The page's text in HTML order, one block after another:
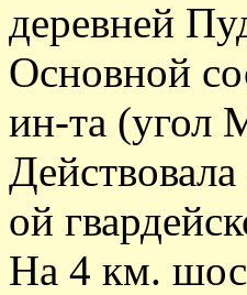
деревней
Основной
ин-та (угол
ой
На 4 км.